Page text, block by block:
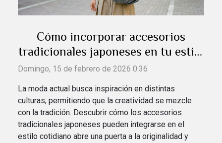
Cómo incorporar accesorios
tradicionales japoneses en tu estilo
diario
Domingo, 15 de febrero de 2026 0:36
La moda actual busca inspiración en distintas
culturas, permitiendo que la creatividad se mezcle
con la tradición. Descubrir cómo los accesorios
tradicionales japoneses pueden integrarse en el
estilo cotidiano abre una puerta a la originalidad y